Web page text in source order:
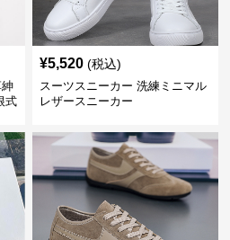
式
¥5,520 (税込)
スーツスニーカー 洗練ミニマル
レザースニーカー